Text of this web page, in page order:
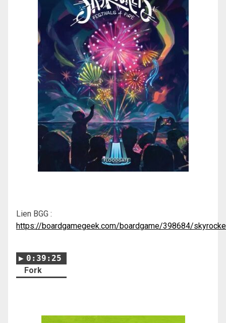
Lien BGG :
https://boardgamegeek.com/boardgame/398684/
0:39:25
Fork